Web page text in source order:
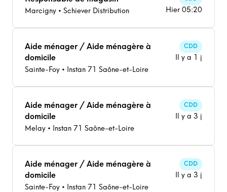
Marcigny • Schiever Distribution Hier 05:20
Aide ménager / Aide ménagère à
domicile
Sainte-Foy • Instan 71 Saône-et-Loire
CDD
Il y a 1 j
Aide ménager / Aide ménagère à
domicile
Melay • Instan 71 Saône-et-Loire
CDD
Il y a 3 j
Aide ménager / Aide ménagère à
domicile
Sainte-Foy • Instan 71 Saône-et-Loire
CDD
Il y a 3 j